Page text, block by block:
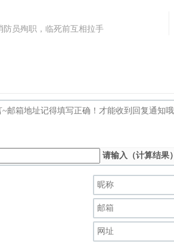
防员殉职，临死前互相拉手
请输入（计算结果）